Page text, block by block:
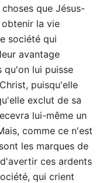
que Jésus-
la vie
société qui
avantage
qu'on lui puisse
puisqu'elle
exclut de sa
lui-même un
comme ce n'est
les marques de
ces ardents
qui crient